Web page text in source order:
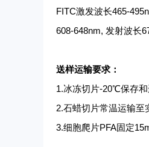
FITC激发波长465-
608-648nm, 发射波长
送样运输要求：
1.冰冻切片-20℃保存
2.石蜡切片常温运输至
3.细胞爬片PFA固定